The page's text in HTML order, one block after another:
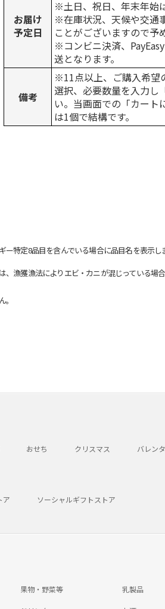
お届け
予定日
※土日、祝日、年末年始
※在庫状況、天候や交通
ことがございますので予
※コンビニ決済、
送となります。
備考
※11点以上、ご購入希望
選択、必要数量を入力し
い。当画面での「カート
は1個で結構です。
特定8品目を含んでいる場合に品目名を表示し
漁獲漁法によりエビ・カニが混じっている場
おせち クリスマス バレン
ア ソーシャルギフトストア
果物・野菜等 乳製品